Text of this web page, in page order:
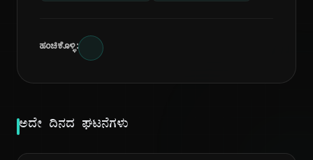
ಹಂಚಿಕೊಳ್ಳಿ:
ಅದೇ ದಿನದ ಘಟನೆಗಳು